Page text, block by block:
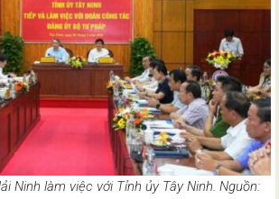
Ninh làm việc với Tỉnh ủy Tây Ninh. Nguồn: